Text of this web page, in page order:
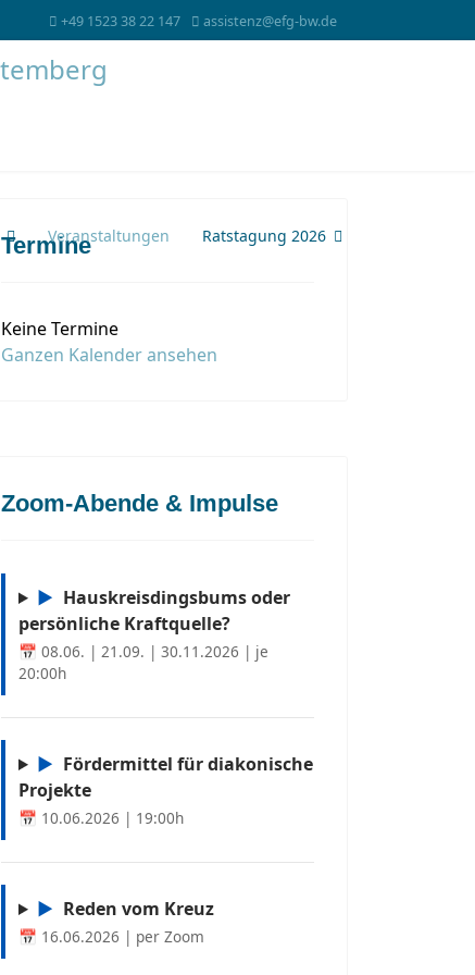
+49 1523 38 22 147 assistenz@efg-bw.de
Veranstaltungen Ratstagung 2026
Termine
Keine Termine
Ganzen Kalender ansehen
Zoom-Abende & Impulse
▶ Hauskreisdingsbums oder
persönliche Kraftquelle?
📅 08.06. | 21.09. | 30.11.2026 | je
20:00h
▶ Fördermittel für diakonische
Projekte
📅 10.06.2026 | 19:00h
▶ Reden vom Kreuz
📅 16.06.2026 | per Zoom